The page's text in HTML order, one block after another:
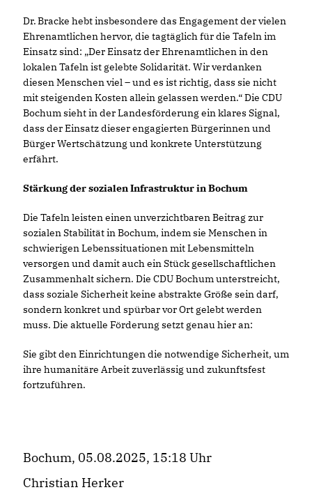
Dr. Bracke hebt insbesondere das Engagement der vielen
Ehrenamtlichen hervor, die tagtäglich für die Tafeln im
Einsatz sind: „Der Einsatz der Ehrenamtlichen in den
lokalen Tafeln ist gelebte Solidarität. Wir verdanken
diesen Menschen viel – und es ist richtig, dass sie nicht
mit steigenden Kosten allein gelassen werden.“ Die CDU
Bochum sieht in der Landesförderung ein klares Signal,
dass der Einsatz dieser engagierten Bürgerinnen und
Bürger Wertschätzung und konkrete Unterstützung
erfährt.
Stärkung der sozialen Infrastruktur in Bochum
Die Tafeln leisten einen unverzichtbaren Beitrag zur
sozialen Stabilität in Bochum, indem sie Menschen in
schwierigen Lebenssituationen mit Lebensmitteln
versorgen und damit auch ein Stück gesellschaftlichen
Zusammenhalt sichern. Die CDU Bochum unterstreicht,
dass soziale Sicherheit keine abstrakte Größe sein darf,
sondern konkret und spürbar vor Ort gelebt werden
muss. Die aktuelle Förderung setzt genau hier an:
Sie gibt den Einrichtungen die notwendige Sicherheit, um
ihre humanitäre Arbeit zuverlässig und zukunftsfest
fortzuführen.
Bochum, 05.08.2025, 15:18 Uhr
Christian Herker